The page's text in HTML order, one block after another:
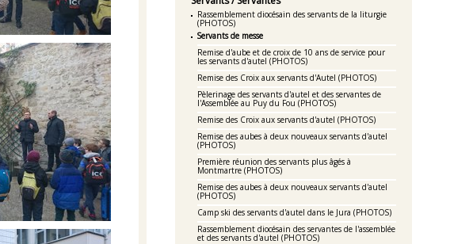
Rassemblement diocésain des servants de la liturgie
(PHOTOS)
Servants de messe
Remise d'aube et de croix de 10 ans de service pour
les servants d'autel (PHOTOS)
Remise des Croix aux servants d'Autel (PHOTOS)
Pèlerinage des servants d'autel et des servantes de
l'Assemblée au Puy du Fou (PHOTOS)
Remise des Croix aux servants d'autel (PHOTOS)
Remise des aubes à deux nouveaux servants d'autel
(PHOTOS)
Première réunion des servants plus âgés à
Montmartre (PHOTOS)
Remise des aubes à deux nouveaux servants d'autel
(PHOTOS)
Camp ski des servants d'autel dans le Jura (PHOTOS)
Rassemblement diocésain des servantes de l'assemblée
et des servants d'autel (PHOTOS)